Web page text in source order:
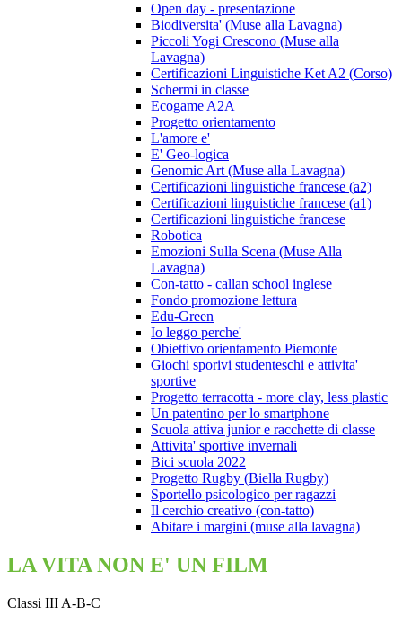
Open day - presentazione
Biodiversita' (Muse alla Lavagna)
Piccoli Yogi Crescono (Muse alla
Lavagna)
Certificazioni Linguistiche Ket A2 (Corso)
Schermi in classe
Ecogame A2A
Progetto orientamento
L'amore e'
E' Geo-logica
Genomic Art (Muse alla Lavagna)
Certificazioni linguistiche francese (a2)
Certificazioni linguistiche francese (a1)
Certificazioni linguistiche francese
Robotica
Emozioni Sulla Scena (Muse Alla
Lavagna)
Con-tatto - callan school inglese
Fondo promozione lettura
Edu-Green
Io leggo perche'
Obiettivo orientamento Piemonte
Giochi sporivi studenteschi e attivita'
sportive
Progetto terracotta - more clay, less plastic
Un patentino per lo smartphone
Scuola attiva junior e racchette di classe
Attivita' sportive invernali
Bici scuola 2022
Progetto Rugby (Biella Rugby)
Sportello psicologico per ragazzi
Il cerchio creativo (con-tatto)
Abitare i margini (muse alla lavagna)
LA VITA NON E' UN FILM
Classi III A-B-C